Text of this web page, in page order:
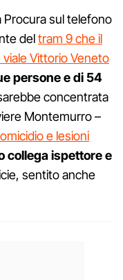
Procura sul telefono
deltram 9 che il
Vittorio Veneto
persone e di 54
concentrata
Montemurro –
e lesioni
collega ispettore e
sentito anche